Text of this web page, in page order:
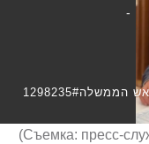
מראש הממשלה
(Съемка: пресс-